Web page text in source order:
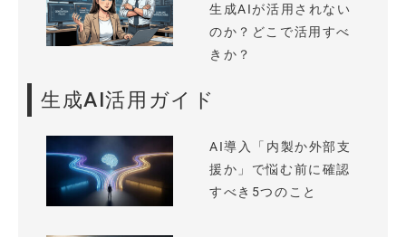
生成AIが活用されない
のか？どこで活用すべ
きか？
生成AI活用ガイド
AI導入「内製か外部支
援か」で悩む前に確認
すべき5つのこと